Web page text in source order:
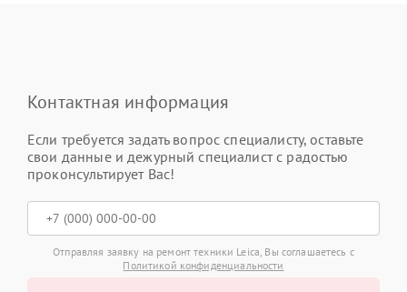
Контактная информация
Если требуется задать вопрос специалисту, оставьте
свои данные и дежурный специалист с радостью
проконсультирует Вас!
Отправляя заявку на ремонт техники Leica, Вы соглашаетесь с
Политикой конфиденциальности